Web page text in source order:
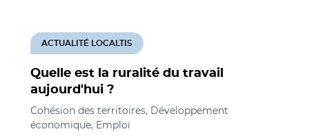
Quelle est la ruralité du travail
aujourd'hui ?
ACTUALITÉ LOCALTIS
Cohésion des territoires, Développement
économique, Emploi